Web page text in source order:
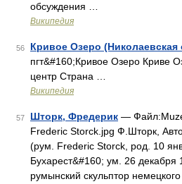
обсуждения …
Википедия
56 Кривое Озеро (Николаевская
пгт&#160;Кривое Озеро Криве
центр Страна …
Википедия
57 Шторк, Фредерик —
Frederic Storck.jpg Ф.Шторк,
(рум. Frederic Storck, род. 10
Бухарест&#160; ум. 26 декабря
румынский скульптор